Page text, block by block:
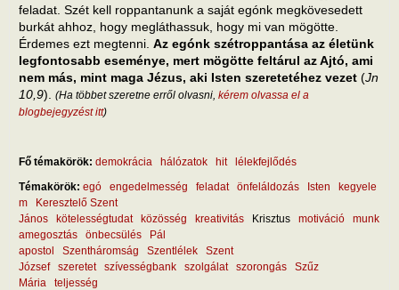
feladat. Szét kell roppantanunk a saját egónk megkövesedett
burkát ahhoz, hogy megláthassuk, hogy mi van mögötte.
Érdemes ezt megtenni. Az egónk szétroppantása az életünk
legfontosabb eseménye, mert mögötte feltárul az Ajtó, ami
nem más, mint maga Jézus, aki Isten szeretetéhez vezet (Jn
10,9). (Ha többet szeretne erről olvasni, kérem olvassa el a
blogbejegyzést itt)
Fő témakörök: demokrácia hálózatok hit
lélekfejlődés
Témakörök: egó engedelmesség feladat önfeláldozás Isten
kegyele
m
Keresztelő Szent
János
kötelességtudat közösség kreativitás Krisztus motiváció
munk
amegosztás
önbecsülés
Pál
apostol
Szentháromság Szentlélek
Szent
József
szeretet szívességbank szolgálat szorongás
Szűz
Mária
teljesség